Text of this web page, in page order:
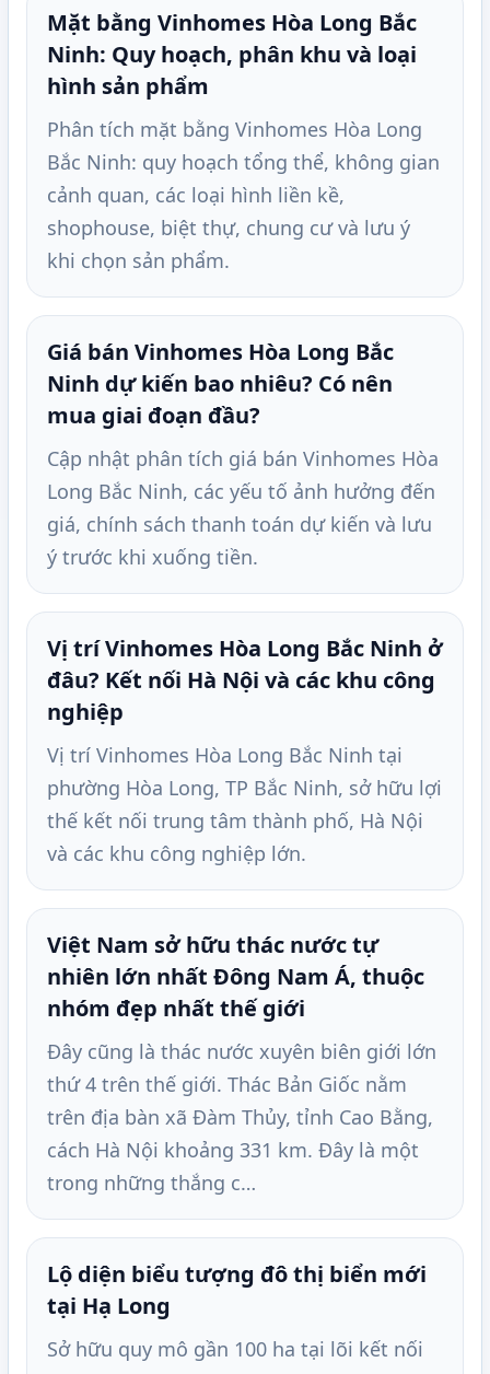
Mặt bằng Vinhomes Hòa Long Bắc
Ninh: Quy hoạch, phân khu và loại
hình sản phẩm
Phân tích mặt bằng Vinhomes Hòa Long
Bắc Ninh: quy hoạch tổng thể, không gian
cảnh quan, các loại hình liền kề,
shophouse, biệt thự, chung cư và lưu ý
khi chọn sản phẩm.
Giá bán Vinhomes Hòa Long Bắc
Ninh dự kiến bao nhiêu? Có nên
mua giai đoạn đầu?
Cập nhật phân tích giá bán Vinhomes Hòa
Long Bắc Ninh, các yếu tố ảnh hưởng đến
giá, chính sách thanh toán dự kiến và lưu
ý trước khi xuống tiền.
Vị trí Vinhomes Hòa Long Bắc Ninh ở
đâu? Kết nối Hà Nội và các khu công
nghiệp
Vị trí Vinhomes Hòa Long Bắc Ninh tại
phường Hòa Long, TP Bắc Ninh, sở hữu lợi
thế kết nối trung tâm thành phố, Hà Nội
và các khu công nghiệp lớn.
Việt Nam sở hữu thác nước tự
nhiên lớn nhất Đông Nam Á, thuộc
nhóm đẹp nhất thế giới
Đây cũng là thác nước xuyên biên giới lớn
thứ 4 trên thế giới. Thác Bản Giốc nằm
trên địa bàn xã Đàm Thủy, tỉnh Cao Bằng,
cách Hà Nội khoảng 331 km. Đây là một
trong những thắng c…
Lộ diện biểu tượng đô thị biển mới
tại Hạ Long
Sở hữu quy mô gần 100 ha tại lõi kết nối